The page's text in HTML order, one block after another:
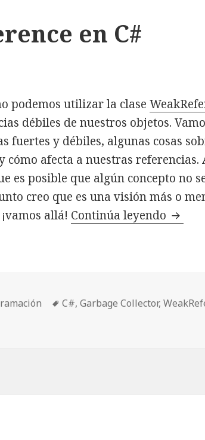
en C#
podemos utilizar la clase
débiles de nuestros objetos.
fuertes y débiles, algunas cosas
cómo afecta a nuestras referencias.
es posible que algún concepto no
creo que es una visión más o
allá! Continúa leyendo
Etiquetas
C#,Garbage Collector,